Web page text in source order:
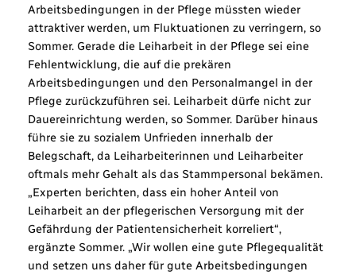
Arbeitsbedingungen in der Pflege müssten wieder
attraktiver werden, um Fluktuationen zu verringern, so
Sommer. Gerade die Leiharbeit in der Pflege sei eine
Fehlentwicklung, die auf die prekären
Arbeitsbedingungen und den Personalmangel in der
Pflege zurückzuführen sei. Leiharbeit dürfe nicht zur
Dauereinrichtung werden, so Sommer. Darüber hinaus
führe sie zu sozialem Unfrieden innerhalb der
Belegschaft, da Leiharbeiterinnen und Leiharbeiter
oftmals mehr Gehalt als das Stammpersonal bekämen.
„Experten berichten, dass ein hoher Anteil von
Leiharbeit an der pflegerischen Versorgung mit der
Gefährdung der Patientensicherheit korreliert“,
ergänzte Sommer. „Wir wollen eine gute Pflegequalität
und setzen uns daher für gute Arbeitsbedingungen